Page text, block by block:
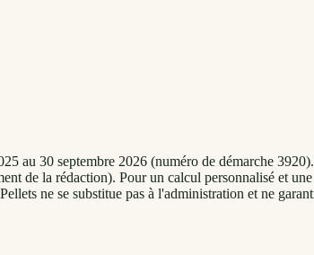
au 30 septembre 2026 (numéro de démarche
de la rédaction). Pour un calcul personnalisé et
ne se substitue pas à l'administration et ne